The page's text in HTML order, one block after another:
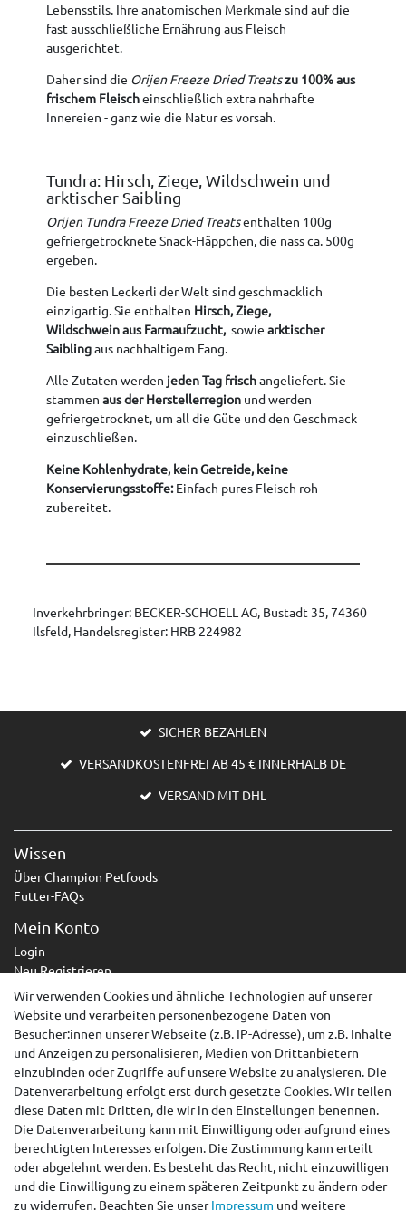
Lebensstils. Ihre anatomischen Merkmale sind auf die
fast ausschließliche Ernährung aus Fleisch
ausgerichtet.
Daher sind die Orijen Freeze Dried Treatszu 100% aus
frischem Fleischeinschließlich extra nahrhafte
Innereien - ganz wie die Natur es vorsah.
Tundra: Hirsch, Ziege, Wildschwein und
arktischer Saibling
Orijen Tundra Freeze Dried Treatsenthalten 100g
gefriergetrocknete Snack-Häppchen, die nass ca. 500g
ergeben.
Die besten Leckerli der Welt sind geschmacklich
einzigartig. Sie enthalten Hirsch, Ziege,
Wildschweinaus Farmaufzucht, sowie arktischer
Saiblingaus nachhaltigem Fang.
Alle Zutaten werden jeden Tag frischangeliefert. Sie
stammen aus der Herstellerregion und werden
gefriergetrocknet, um all die Güte und den Geschmack
einzuschließen.
Keine Kohlenhydrate, kein Getreide, keine
Konservierungsstoffe:Einfach pures Fleisch roh
zubereitet.
Inverkehrbringer: BECKER-SCHOELL AG, Bustadt 35, 74360
Ilsfeld, Handelsregister: HRB 224982
SICHER BEZAHLEN
VERSANDKOSTENFREI AB 45 € INNERHALB DE
VERSAND MIT DHL
Wissen
Über Champion Petfoods
Futter-FAQs
Mein Konto
Login
Neu Registrieren
Service
Zahlungsarten
Versandarten & -kosten
Kontakt
Widerrufsrecht
Widerruf erklären
AGB
Impressum
Datenschutzerklärung
Wir verwenden Cookies und ähnliche Technologien auf unserer
Website und verarbeiten personenbezogene Daten von
Besucher:innen unserer Webseite (z.B. IP-Adresse), um z.B. Inhalte
und Anzeigen zu personalisieren, Medien von Drittanbietern
einzubinden oder Zugriffe auf unsere Website zu analysieren. Die
Datenverarbeitung erfolgt erst durch gesetzte Cookies. Wir teilen
diese Daten mit Dritten, die wir in den Einstellungen benennen.
Die Datenverarbeitung kann mit Einwilligung oder aufgrund eines
berechtigten Interesses erfolgen. Die Zustimmung kann erteilt
oder abgelehnt werden. Es besteht das Recht, nicht einzuwilligen
und die Einwilligung zu einem späteren Zeitpunkt zu ändern oder
zu widerrufen. Beachten Sie unserImpressum und weitere